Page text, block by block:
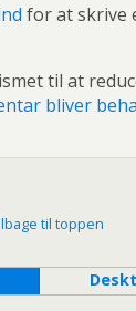
for at skrive
til at
bliver
til toppen